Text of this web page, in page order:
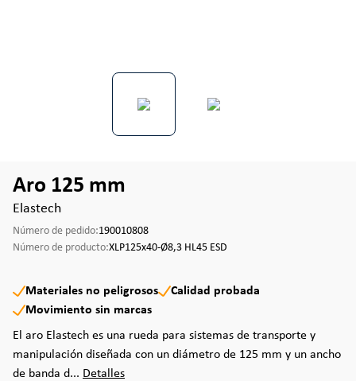
Aro 125 mm
Elastech
Número de pedido:190010808
Número de producto:XLP125x40-Ø8,3 HL45 ESD
Materiales no peligrosos
Calidad probada
Movimiento sin marcas
El aro Elastech es una rueda para sistemas de transporte y
manipulación diseñada con un diámetro de 125 mm y un ancho
de banda d... Detalles